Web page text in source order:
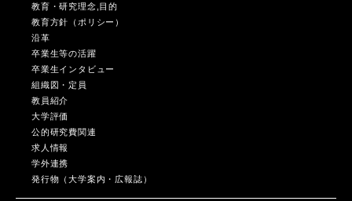
教育・研究理念,目的
教育方針（ポリシー）
沿革
卒業生等の活躍
卒業生インタビュー
組織図・定員
教員紹介
大学評価
公的研究費関連
求人情報
学外連携
発行物（大学案内・広報誌）